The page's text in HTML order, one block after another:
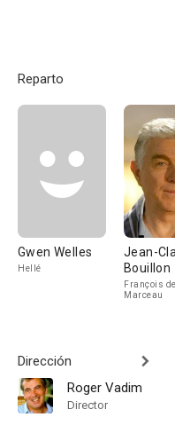
Reparto
Gwen Welles
Hellé
Jean-
Bouillon
François de
Marceau
Dirección
Roger Vadim
Director